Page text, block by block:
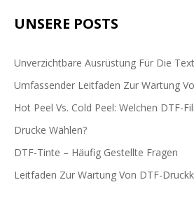
UNSERE POSTS
Unverzichtbare Ausrüstung Für Die
Umfassender Leitfaden Zur Wartung
Hot Peel Vs. Cold Peel: Welchen DTF-
Drucke Wählen?
DTF-Tinte – Häufig Gestellte Fragen
Leitfaden Zur Wartung Von DTF-